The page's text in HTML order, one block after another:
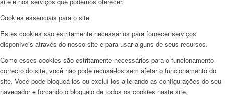
Cookies essenciais para o site
Estes cookies são estritamente necessários para fornecer serviços
disponíveis através do nosso site e para usar alguns de seus recursos.
Como esses cookies são estritamente necessários para o funcionamento
correcto do site, você não pode recusá-los sem afetar o funcionamento do
site. Você pode bloqueá-los ou excluí-los alterando as configurações do seu
navegador e forçando o bloqueio de todos os cookies neste site.